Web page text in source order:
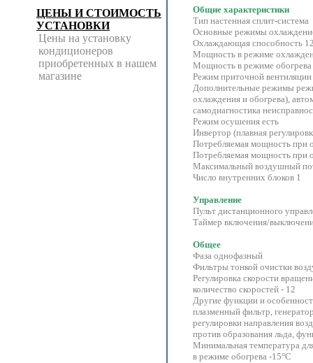
ЦЕНЫ И СТОИМОСТЬ
УСТАНОВКИ
Цены на установку
кондиционеров
приобретенных в нашем
магазине
Общие характеристики
Тип настенная сплит-система
Основные режимы
Охлаждающая способность
Мощность в режиме
Мощность в режиме
Режим приточной вентиляции
Дополнительные режимы
охлаждения и обогрева),
самодиагностика
Режим осушения есть
Инвертор (плавная
Потребляемая мощность при
Потребляемая мощность при
Максимальный воздушный
Число внутренних блоков 1
Управление
Пульт дистанционного
Таймер включения/
Общее
Фаза однофазный
Фильтры тонкой очистки
Регулировка скорости
количество скоростей - 12
Другие функции и
плазменный фильтр,
регулировки направления
против образования льда,
Минимальная температура
в режиме обогрева -15°С